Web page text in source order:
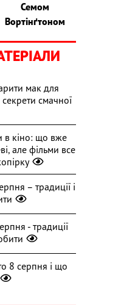
Семом
Вортінґтоном
мак для
смачної
в кіно: що вже
але фільми все
– традиції і
- традиції
8 серпня і що